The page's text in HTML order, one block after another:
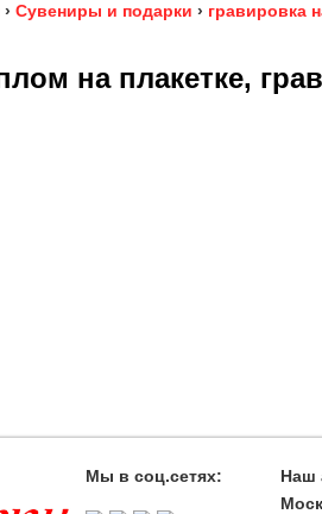
› Сувениры и подарки › гравировка
на плакетке,
Мы в соц.сетях:
Наш